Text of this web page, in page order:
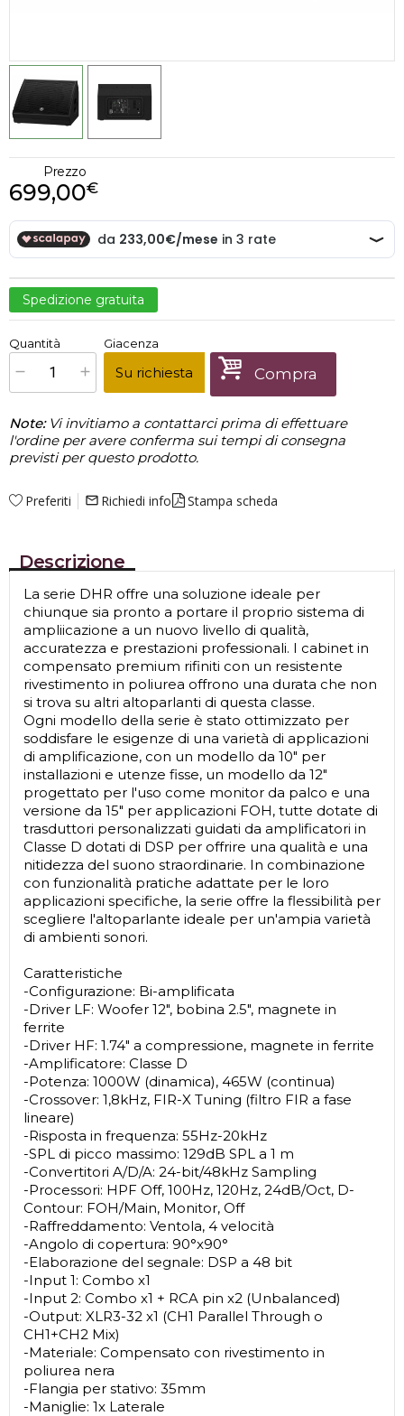
Prezzo
€
699,00
Spedizione gratuita
x1 Prezzo finale:€699,00
Quantità Giacenza
Su richiesta Compra
Note: Vi invitiamo a contattarci prima di effettuare
l'ordine per avere conferma sui tempi di consegna
previsti per questo prodotto.
Preferiti mail_outline Richiedi info Stampa scheda
Descrizione
La serie DHR offre una soluzione ideale per
chiunque sia pronto a portare il proprio sistema di
ampliicazione a un nuovo livello di qualità,
accuratezza e prestazioni professionali. I cabinet in
compensato premium rifiniti con un resistente
rivestimento in poliurea offrono una durata che non
si trova su altri altoparlanti di questa classe.
Ogni modello della serie è stato ottimizzato per
soddisfare le esigenze di una varietà di applicazioni
di amplificazione, con un modello da 10" per
installazioni e utenze fisse, un modello da 12"
progettato per l'uso come monitor da palco e una
versione da 15" per applicazioni FOH, tutte dotate di
trasduttori personalizzati guidati da amplificatori in
Classe D dotati di DSP per offrire una qualità e una
nitidezza del suono straordinarie. In combinazione
con funzionalità pratiche adattate per le loro
applicazioni specifiche, la serie offre la flessibilità per
scegliere l'altoparlante ideale per un'ampia varietà
di ambienti sonori.
Caratteristiche
-Configurazione: Bi-amplificata
-Driver LF: Woofer 12", bobina 2.5", magnete in
ferrite
-Driver HF: 1.74" a compressione, magnete in ferrite
-Amplificatore: Classe D
-Potenza: 1000W (dinamica), 465W (continua)
-Crossover: 1,8kHz, FIR-X Tuning (filtro FIR a fase
lineare)
-Risposta in frequenza: 55Hz-20kHz
-SPL di picco massimo: 129dB SPL a 1 m
-Convertitori A/D/A: 24-bit/48kHz Sampling
-Processori: HPF Off, 100Hz, 120Hz, 24dB/Oct, D-
Contour: FOH/Main, Monitor, Off
-Raffreddamento: Ventola, 4 velocità
-Angolo di copertura: 90°x90°
-Elaborazione del segnale: DSP a 48 bit
-Input 1: Combo x1
-Input 2: Combo x1 + RCA pin x2 (Unbalanced)
-Output: XLR3-32 x1 (CH1 Parallel Through o
CH1+CH2 Mix)
-Materiale: Compensato con rivestimento in
poliurea nera
-Flangia per stativo: 35mm
-Maniglie: 1x Laterale